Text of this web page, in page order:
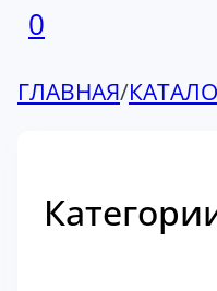
0
ГЛАВНАЯ/